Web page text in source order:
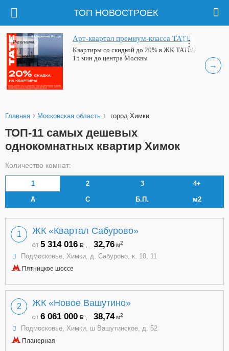
ТОП НОВОСТРОЕК
→
Арт-квартал премиум-класса ТАТЕ
Квартиры со скидкой до 20% в ЖК ТАТЕ!.
15 мин до центра Москвы
Реклама
Главная › Московская область › город Химки
ТОП-11 самых дешевых
однокомнатных квартир Химок
Количество комнат:
1 2 3 4+
А С Б.П. м2
1 ЖК «Квартал Сабурово»
от 5 314 016 a , 32,76 м2
Подмосковье, Химки, д. Сабурово, к. 10, 11
Пятницкое шоссе
2 ЖК «Новое Вашутино»
от 6 061 000 a , 38,74м2
Подмосковье, Химки, ш Вашутинское, д. 52
Планерная